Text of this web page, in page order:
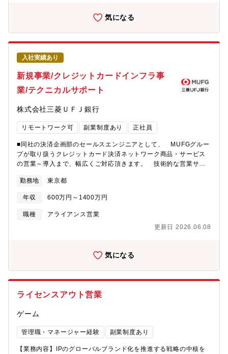
らセールス、デリバリーまでのスキル■投資・アライアンス締結
験、入社後のパフォーマンスに応じて下記のような様々なポジシ
ダーとして事業をリードするポジション■チームにおいてマネジメ
ントポジション■グループ会社や出資先等の経営ポジション
欧州、ASEAN、中華圏等※入社後のキャリアとしては、海外出張
や海外駐在の可能性もございます。【育成方針について】同社の
企業文化として、「働くこと＝自己実現」という考えがありま
す。必ずしも決まったレールがあるわけではなく、「これがやり
たい」「こういうキャリアを築いていきたい」という個人の想い
を重視しており、本部門でも同様です。【同社の魅力/特徴】■自
社インフラ基盤×100種類を超える自社サービス日本で初めてイン
ターネットサービスを展開した同社は、国内最大規模のネットワ
ーク基盤を独自構築しており、自社の基盤に幅広い自社サービス
にインフラからアプリ領域まで幅広い技術を身に着けられる環境
です■15,000社を超える取引実績。数億以上の大規模案件に特化
プライム案件比率は100％で、各業界のトップ10企業に対する浸
大規模案件に携わることが可能です。■最先端技術を独自に展開ク
ラウド・AI・IoT・モバイルといった最先端のIT技術を自社で展開
しており、新技術やトレンドの技術を身に着けたい、自身で生み
出したいという方にはおススメの環境です■経営基盤が極めて安定
なサービス提供）の比率が8割以上あります。また、昨対で純利益
■フレキシブルな働き方＆キャリアフレックスタイム制度や、ずら
し勤務制度、時短勤務やテレワークなど、社員一人ひとりが自由
気になる
入社実績あり
新規事業/クレジットカードインフラ事
業/テクニカルサポート
株式会社三菱ＵＦＪ銀行
リモートワーク可 副業制度あり 正社員
■同社の決済企画部のセールスエンジニアとして、 MUFGグルー
プが取り扱うクレジットカード決済ネットワーク商品・サービス
の営業～導入まで、幅広くご対応頂きます。 技術的な営業サポ
く想定です。【具体的業務】・導入先（少額決済領域：自販機、
コインランドリー、食堂券売機、ゲームセンター等）へのプリセ
ールス【ポジションの魅力】・少額決済領域のキャッシュレス推
進という社会的課題に対し、決済ゲートウェイや情報処理センタ
おります。・クレジットカード業界は多くのプレーヤーが介在
で決済企業が参入していない領域へアプローチいただきます。
【採用背景】業容拡大のための増員（決済ネットワーク領域への
新規参入のため）【組織構成】9名（Grカード会社からの出向者が
多く在籍しております）
勤務地 東京都
年収 600万円～1400万円
職種
アライアンス営業
更新日 2026.06.08
気になる
ライセンスアウト営業
ゲーム
管理職・マネージャー経験 副業制度あり
【業務内容】IPのグローバルブランド化を推進する戦略の中核を